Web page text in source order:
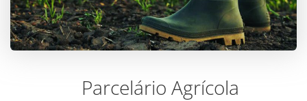
Parcelário Agrícola